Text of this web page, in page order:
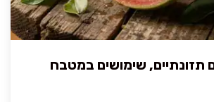
תזונתיים, שימושים במטבח